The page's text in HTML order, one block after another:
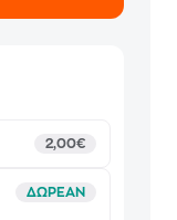
2,00€
ΔΩΡΕΑΝ